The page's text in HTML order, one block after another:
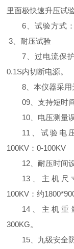
里面极快速升压试
6、试验方式
3、耐压试验
7、过电流保
0.1S内切断电源。
8、本仪器采
09、支持短时
10、电压测量
11、试验电
100KV：0-100KV
12、耐压时间
13、主机尺
100KV：约
14、主机重
300KG。
15、九级安全